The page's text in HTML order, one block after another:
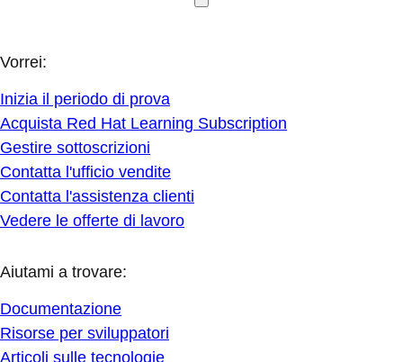
Vorrei:
Inizia il periodo di prova
Acquista Red Hat Learning Subscription
Gestire sottoscrizioni
Contatta l'ufficio vendite
Contatta l'assistenza clienti
Vedere le offerte di lavoro
Aiutami a trovare:
Documentazione
Risorse per sviluppatori
Articoli sulle tecnologie